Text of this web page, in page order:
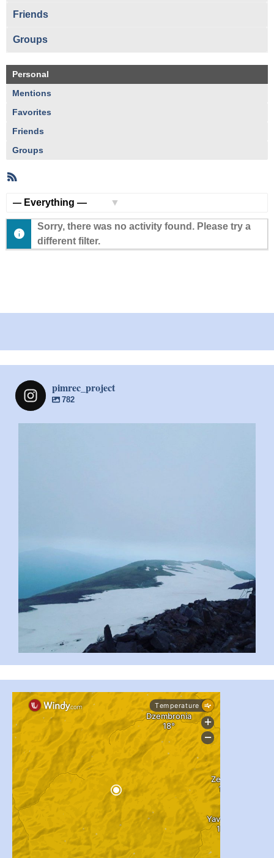
Friends
Groups
Personal
Mentions
Favorites
Friends
Groups
Member
Activities
Show:
Sorry, there was no activity found. Please try a
different filter.
pimrec_project
782
pimrec_project